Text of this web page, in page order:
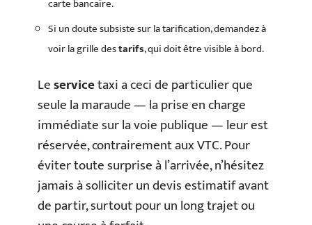
carte bancaire.
Si un doute subsiste sur la tarification, demandez à
voir la grille destarifs, qui doit être visible à bord.
Leservicetaxi a ceci de particulier que
seule la maraude — la prise en charge
immédiate sur la voie publique — leur est
réservée, contrairement aux VTC. Pour
éviter toute surprise à l’arrivée, n’hésitez
jamais à solliciter un devis estimatif avant
de partir, surtout pour un long trajet ou